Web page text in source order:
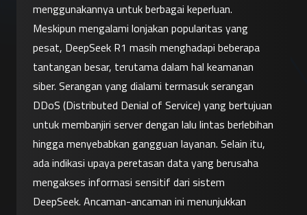
menggunakannya untuk berbagai keperluan.
Meskipun mengalami lonjakan popularitas yang
pesat, DeepSeek R1 masih menghadapi beberapa
tantangan besar, terutama dalam hal keamanan
siber. Serangan yang dialami termasuk serangan
DDoS (Distributed Denial of Service) yang bertujuan
untuk membanjiri server dengan lalu lintas berlebihan
hingga menyebabkan gangguan layanan. Selain itu,
ada indikasi upaya peretasan data yang berusaha
mengakses informasi sensitif dari sistem
DeepSeek. Ancaman-ancaman ini menunjukkan